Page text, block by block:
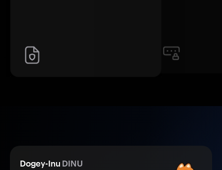
Dogey-Inu DINU